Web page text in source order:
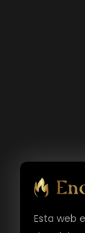
Esta web